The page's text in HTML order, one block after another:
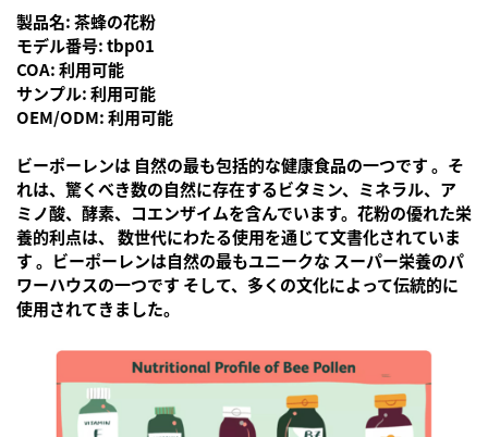
製品名: 茶蜂の花粉
モデル番号: tbp01
COA: 利用可能
サンプル: 利用可能
OEM/ODM: 利用可能
ビーポーレンは 自然の最も包括的な健康食品の一つです。そ
れは、驚くべき数の自然に存在するビタミン、ミネラル、ア
ミノ酸、酵素、コエンザイムを含んでいます。花粉の優れた栄
養的利点は、 数世代にわたる使用を通じて文書化されていま
す。ビーポーレンは自然の最もユニークな スーパー栄養のパ
ワーハウスの一つです そして、多くの文化によって伝統的に
使用されてきました。